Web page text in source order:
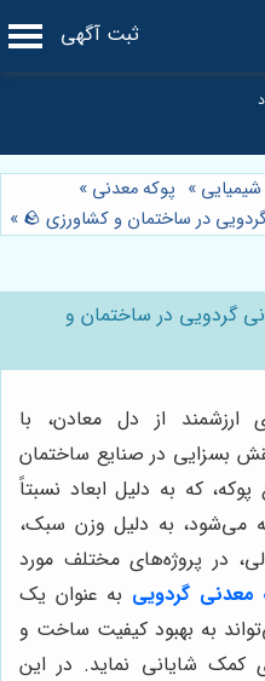
ثبت آگهی
شیمیایی » پوکه معدنی »
در ساختمان و کشاورزی 🪨
»
گردویی در ساختمان و
ارزشمند از دل معادن، با
بسزایی در صنایع ساختمان
که به دلیل ابعاد نسبتاً
می‌شود، به دلیل وزن سبک،
در پروژه‌های مختلف مورد
معدنی گردویی به عنوان یک
به بهبود کیفیت ساخت و
کمک شایانی نماید. در این